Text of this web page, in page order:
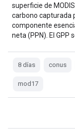
superficie de
carbono capturada
componente
neta (PPN). El GPP
8 días conus
mod17